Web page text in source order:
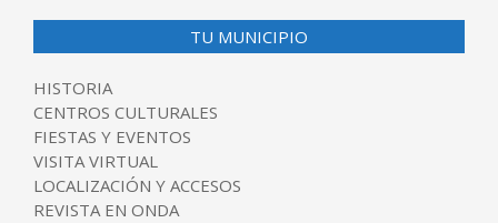
TU MUNICIPIO
HISTORIA
CENTROS CULTURALES
FIESTAS Y EVENTOS
VISITA VIRTUAL
LOCALIZACIÓN Y ACCESOS
REVISTA EN ONDA